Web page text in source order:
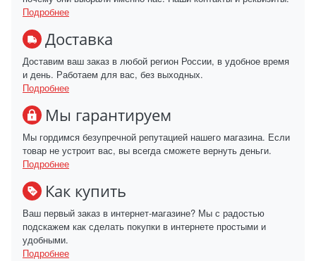
Подробнее
Доставка
Доставим ваш заказ в любой регион России, в удобное время
и день. Работаем для вас, без выходных.
Подробнее
Мы гарантируем
Мы гордимся безупречной репутацией нашего магазина. Если
товар не устроит вас, вы всегда сможете вернуть деньги.
Подробнее
Как купить
Ваш первый заказ в интернет-магазине? Мы с радостью
подскажем как сделать покупки в интернете простыми и
удобными.
Подробнее